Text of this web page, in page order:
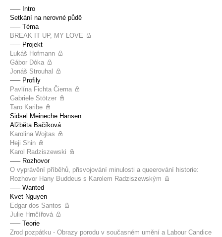
––– Intro
Setkání na nerovné půdě
––– Téma
BREAK IT UP, MY LOVE
––– Projekt
Lukáš Hofmann
Gábor Dóka
Jonáš Strouhal
––– Profily
Pavlína Fichta Čierna
Gabriele Stötzer
Taro Karibe
Sidsel Meineche Hansen
Alžběta Bačíková
Karolina Wojtas
Heji Shin
Karol Radziszewski
––– Rozhovor
O vyprávění příběhů, přisvojování minulosti a queerování historie:
Rozhovor Hany Buddeus s Karolem Radziszewským
––– Wanted
Kvet Nguyen
Edgar dos Santos
Julie Hrnčířová
––– Teorie
Zrod pozpátku - Obrazy porodu v současném umění a Labour Candice